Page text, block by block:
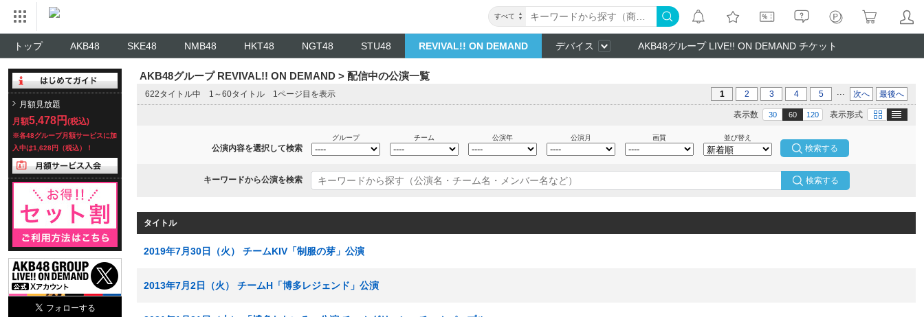
すべて
トップ AKB48 SKE48 NMB48 HKT48 NGT48 STU48 REVIVAL!! ON DEMAND デバイス AKB48グループ LIVE!! ON DEMAND チケット
月額見放題
月額5,478円 (税込)
※各48グループ月額サービスに加
入中は1,628円（税込）！
AKB48グループ REVIVAL!! ON DEMAND > 配信中の公演一覧
622タイトル中 1～60タイトル 1ページ目を表示 1 2 3 4 5 ... 次へ 最後へ
表示形式 画像
表示数 30 60 120
公演内容を選択して検索
グループ チーム 公演年 公演月 画質 並び替え
キーワードから公演を検索 検索する
タイトル
2019年7月30日（火） チームKIV「制服の芽」公演
2013年7月2日（火） チームH「博多レジェンド」公演